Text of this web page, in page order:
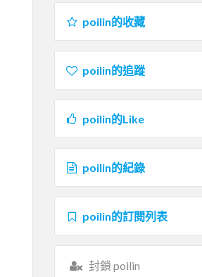
poilin的收藏
poilin的追蹤
poilin的Like
poilin的紀錄
poilin的訂閱列表
封鎖 poilin